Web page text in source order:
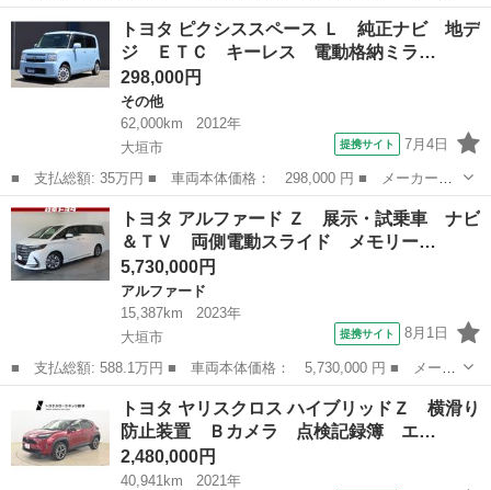
ー名： トヨタ ■ 車種名： ヤリス ■ グレード名： Ｇ 横滑り
防止 ＬＥＤライト クルーズコントロール Ｂカメラ ワンオーナ
ー オー...
岐阜 大垣市 トヨタ
トヨタ ピクシススペース Ｌ 純正ナビ 地デ
ジ ＥＴＣ キーレス 電動格納ミラ…
298,000円
その他
62,000km
2012年
大垣市
提携サイト 7月4日
■ 支払総額: 35万円 ■ 車両本体価格： 298,000 円 ■ メーカー
名： トヨタ ■ 車種名： ピクシススペース ■ グレード名：
Ｌ 純正ナビ 地デジ ＥＴＣ キーレス 電動格納ミラー ベンチ
シート ■ 排気量...
岐阜 大垣市 その他
トヨタ アルファード Ｚ 展示・試乗車 ナビ
＆ＴＶ 両側電動スライド メモリー…
5,730,000円
アルファード
15,387km
2023年
大垣市
提携サイト 8月1日
■ 支払総額: 588.1万円 ■ 車両本体価格： 5,730,000 円 ■ メーカ
ー名： トヨタ ■ 車種名： アルファード ■ グレード名： Ｚ
展示・試乗車 ナビ＆ＴＶ 両側電動スライド メモリーナビ フル
セグ 後...
岐阜 アルファード
トヨタ ヤリスクロス ハイブリッドＺ 横滑り
防止装置 Ｂカメラ 点検記録簿 エ…
2,480,000円
40,941km
2021年